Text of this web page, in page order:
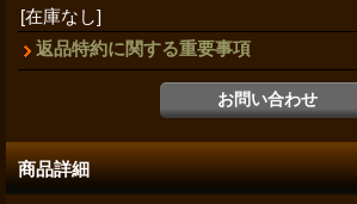
[在庫なし]
返品特約に関する重要事項
商品詳細